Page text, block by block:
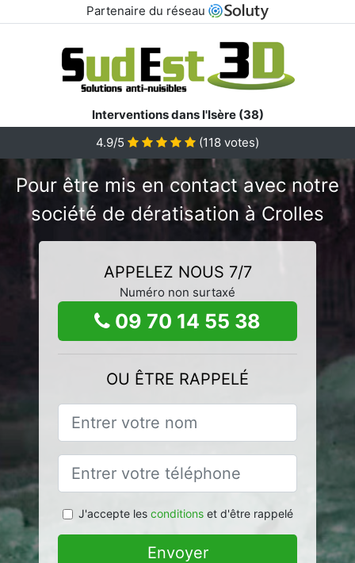
Partenaire du réseau
Interventions dans l'Isère (38)
4.9/5
(118 votes)
Pour être mis en contact avec notre
société de dératisation à Crolles
APPELEZ NOUS 7/7
Numéro non surtaxé
09 70 14 55 38
OU ÊTRE RAPPELÉ
J'accepte les conditionset d'être rappelé
Envoyer